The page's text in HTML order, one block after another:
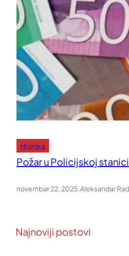
Hronika
Požar u Policijskoj stanici
novembar 22, 2025.Aleksandar
Najnoviji postovi